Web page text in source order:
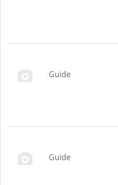
Guide
Guide